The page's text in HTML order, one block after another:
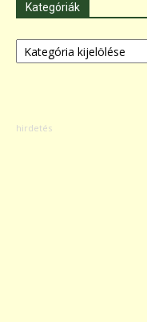
Kategóriák
Kategóriák